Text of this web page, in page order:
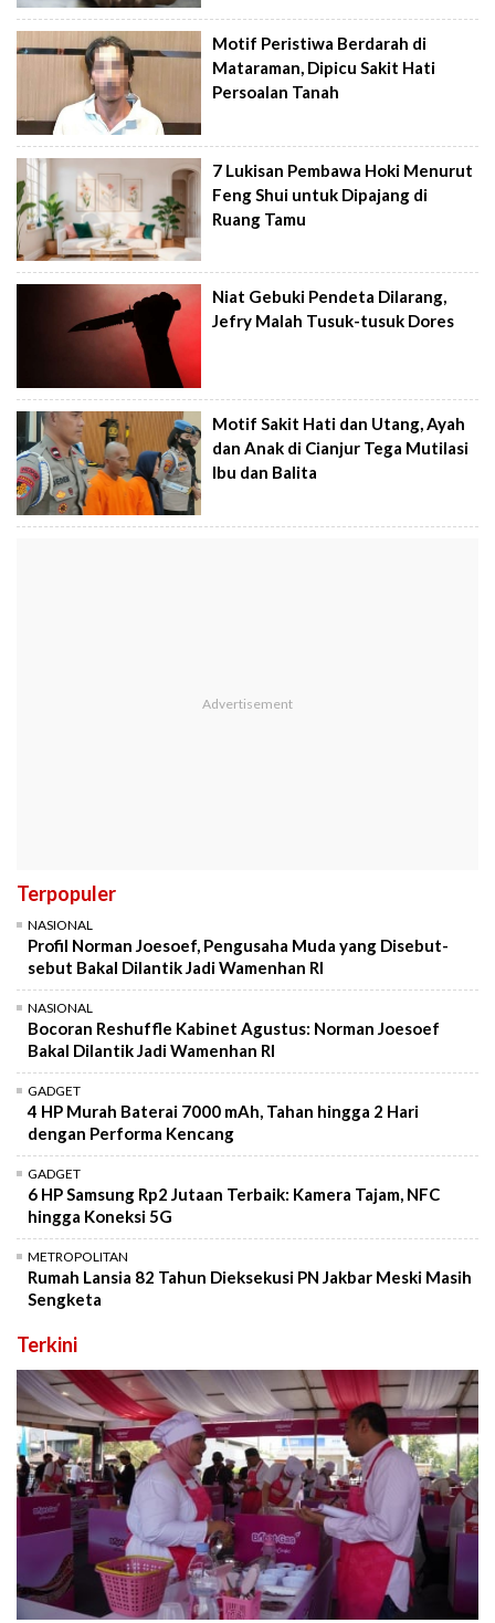
Motif Peristiwa Berdarah di
Mataraman, Dipicu Sakit Hati
Persoalan Tanah
7 Lukisan Pembawa Hoki Menurut
Feng Shui untuk Dipajang di
Ruang Tamu
Niat Gebuki Pendeta Dilarang,
Jefry Malah Tusuk-tusuk Dores
Motif Sakit Hati dan Utang, Ayah
dan Anak di Cianjur Tega Mutilasi
Ibu dan Balita
Terpopuler
NASIONAL
Profil Norman Joesoef, Pengusaha Muda yang Disebut-
sebut Bakal Dilantik Jadi Wamenhan RI
NASIONAL
Bocoran Reshuffle Kabinet Agustus: Norman Joesoef
Bakal Dilantik Jadi Wamenhan RI
GADGET
4 HP Murah Baterai 7000 mAh, Tahan hingga 2 Hari
dengan Performa Kencang
GADGET
6 HP Samsung Rp2 Jutaan Terbaik: Kamera Tajam, NFC
hingga Koneksi 5G
METROPOLITAN
Rumah Lansia 82 Tahun Dieksekusi PN Jakbar Meski Masih
Sengketa
Terkini